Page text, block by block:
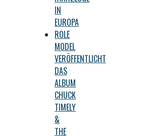
IN
EUROPA
ROLE
MODEL
VERÖFFENTLICHT
DAS
ALBUM
CHUCK
TIMELY
&
THE